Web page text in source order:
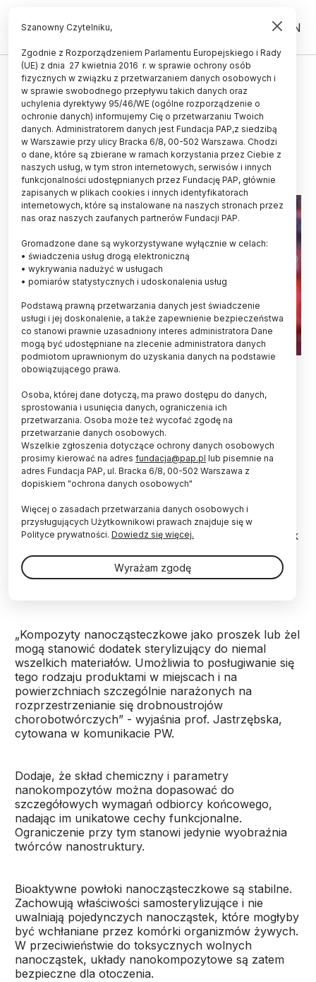
PL EN
TECHNOLOGIA
Nanocząstki sterylizujące
powierzchnię
03.03.2022
aktualizacja: 03.03.2022
2 minuty czytania
Read the English version of this article
Źródło: Shutterstock
Bioaktywne kompozyty nanocząsteczkowe
nałożone w postaci trwałej powłoki likwidują
wirusy, bakterie i grzyby. Takie zabezpieczenie
sterylności miejsc narażonych na
rozprzestrzenianie się drobnoustrojów proponuje
badaczka z Politechniki Warszawskiej.
Jak informuje Centrum Zarządzania Innowacjami i
Transferem Technologii Politechniki Warszawskiej,
technologia łączenia sterylizujących nanocząsteczek
zespole prof. Agnieszki Jastrzębskiej. Produkt
inżynierii fizyko-chemicznej pozwala niszczyć
„Kompozyty nanocząsteczkowe jako proszek lub żel
mogą stanowić dodatek sterylizujący do niemal
wszelkich materiałów. Umożliwia to posługiwanie się
tego rodzaju produktami w miejscach i na
powierzchniach szczególnie narażonych na
rozprzestrzenianie się drobnoustrojów
chorobotwórczych” - wyjaśnia prof. Jastrzębska,
cytowana w komunikacie PW.
Dodaje, że skład chemiczny i parametry
nanokompozytów można dopasować do
szczegółowych wymagań odbiorcy końcowego,
nadając im unikatowe cechy funkcjonalne.
Ograniczenie przy tym stanowi jedynie wyobraźnia
twórców nanostruktury.
Bioaktywne powłoki nanocząsteczkowe są stabilne.
Zachowują właściwości samosterylizujące i nie
uwalniają pojedynczych nanocząstek, które mogłyby
być wchłaniane przez komórki organizmów żywych.
W przeciwieństwie do toksycznych wolnych
nanocząstek, układy nanokompozytowe są zatem
bezpieczne dla otoczenia.
Szanowny Czytelniku,
Zgodnie z Rozporządzeniem Parlamentu Europejskiego i Rady
(UE) z dnia 27 kwietnia 2016 r. w sprawie ochrony osób
fizycznych w związku z przetwarzaniem danych osobowych i
w sprawie swobodnego przepływu takich danych oraz
uchylenia dyrektywy 95/46/WE (ogólne rozporządzenie o
ochronie danych) informujemy Cię o przetwarzaniu Twoich
danych. Administratorem danych jest Fundacja PAP,z siedzibą
w Warszawie przy ulicy Bracka 6/8, 00-502 Warszawa. Chodzi
o dane, które są zbierane w ramach korzystania przez Ciebie z
naszych usług, w tym stron internetowych, serwisów i innych
funkcjonalności udostępnianych przez Fundację PAP, głównie
zapisanych w plikach cookies i innych identyfikatorach
internetowych, które są instalowane na naszych stronach przez
nas oraz naszych zaufanych partnerów Fundacji PAP.
Gromadzone dane są wykorzystywane wyłącznie w celach:
• świadczenia usług drogą elektroniczną
• wykrywania nadużyć w usługach
• pomiarów statystycznych i udoskonalenia usług
Podstawą prawną przetwarzania danych jest świadczenie
usługi i jej doskonalenie, a także zapewnienie bezpieczeństwa
co stanowi prawnie uzasadniony interes administratora Dane
mogą być udostępniane na zlecenie administratora danych
podmiotom uprawnionym do uzyskania danych na podstawie
obowiązującego prawa.
Osoba, której dane dotyczą, ma prawo dostępu do danych,
sprostowania i usunięcia danych, ograniczenia ich
przetwarzania. Osoba może też wycofać zgodę na
przetwarzanie danych osobowych.
Wszelkie zgłoszenia dotyczące ochrony danych osobowych
prosimy kierować na adres fundacja@pap.pl lub pisemnie na
adres Fundacja PAP, ul. Bracka 6/8, 00-502 Warszawa z
dopiskiem "ochrona danych osobowych"
Więcej o zasadach przetwarzania danych osobowych i
przysługujących Użytkownikowi prawach znajduje się w
Polityce prywatności. Dowiedz się więcej.
Wyrażam zgodę